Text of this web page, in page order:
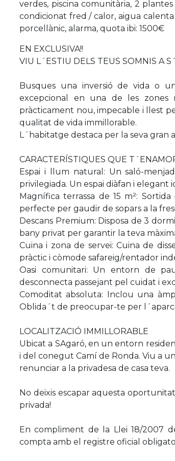
verdes, piscina comunitària, 2
condicionat fred / calor, aigua
porcellànic, alarma, quota ibi: 1500€
EN EXCLUSIVA!!
VIU L´ESTIU DELS TEUS SOMNIS A
Busques una inversió de vida o
excepcional en una de les zones
pràcticament nou, impecable i llest
qualitat de vida immillorable.
L´habitatge destaca per la seva
CARACTERÍSTIQUES QUE
Espai i llum natural: Un saló-
privilegiada. Un espai diàfan i elegant
Magnífica terrassa de 15 m²:
perfecte per gaudir de sopars a la
Descans Premium: Disposa de 3
bany privat per garantir la teva
Cuina i zona de servei: Cuina de
pràctic i còmode safareig/rentador
Oasi comunitari: Un entorn de
desconnecta passejant pel cuidat i
Comoditat absoluta: Inclou una
Oblida´t de preocupar-te per
LOCALITZACIÓ IMMILLORABLE
Ubicat a SAgaró, en un entorn
i del conegut Camí de Ronda. Viu a
renunciar a la privadesa de casa teva.
No deixis escapar aquesta
privada!
En compliment de la Llei 18/2007
compta amb el registre oficial